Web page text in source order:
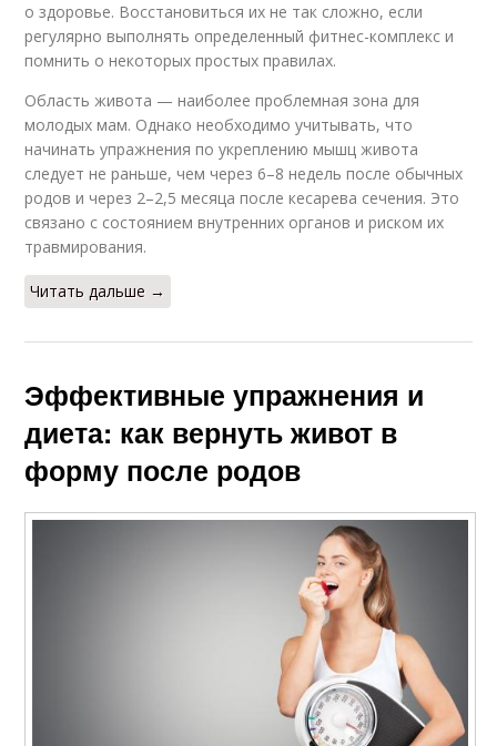
о здоровье. Восстановиться их не так сложно, если
регулярно выполнять определенный фитнес-комплекс и
помнить о некоторых простых правилах.
Область живота — наиболее проблемная зона для
молодых мам. Однако необходимо учитывать, что
начинать упражнения по укреплению мышц живота
следует не раньше, чем через 6–8 недель после обычных
родов и через 2–2,5 месяца после кесарева сечения. Это
связано с состоянием внутренних органов и риском их
травмирования.
Читать дальше →
Эффективные упражнения и
диета: как вернуть живот в
форму после родов